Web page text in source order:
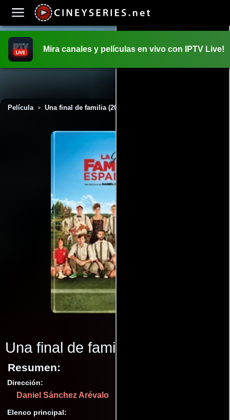
Mira canales y películas en vivo con IPTV Live!
Película > Una final de familia (2013)
Una final de familia
Resumen:
Dirección:
Daniel Sánchez Arévalo
Elenco principal: